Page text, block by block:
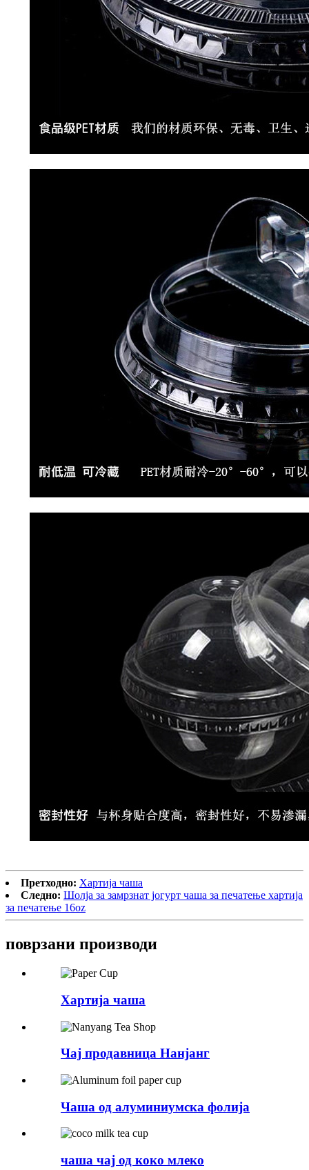
Претходно: Хартија чаша
Следно: Шолја за замрзнат јогурт чаша за печатење хартија
за печатење 16oz
поврзани производи
Хартија чаша
Чај продавница Нанјанг
Чаша од алуминиумска фолија
чаша чај од коко млеко